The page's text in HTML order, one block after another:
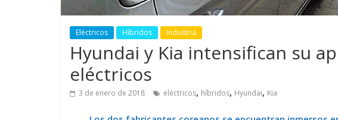
Eléctricos Híbridos Industria
Hyundai y Kia intensifican su
eléctricos
3 de enero de 2018 eléctricos, híbridos, Hyundai, Kia